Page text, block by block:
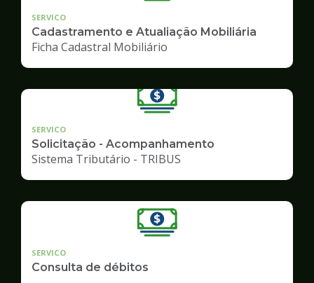
SERVICO
Cadastramento e Atualiação Mobiliária
Ficha Cadastral Mobiliário
SERVICO
Solicitação - Acompanhamento
Sistema Tributário - TRIBUS
SERVICO
Consulta de débitos